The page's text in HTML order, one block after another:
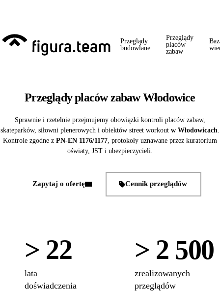
Przeglądy
budowlane
Przeglądy
placów
zabaw
Przeglądy placów zabaw Włodowice
Sprawnie i rzetelnie przejmujemy obowiązki kontroli placów zabaw,
skateparków, siłowni plenerowych i obiektów street workout w Włodowicach
Kontrole zgodne z PN-EN 1176/1177 , protokoły uznawane przez kuratorium
oświaty, JST i ubezpieczycieli.
Zapytaj o ofertę Cennik przeglądów
> 22
lata
doświadczenia
> 2 500
zrealizowanych
przeglądów